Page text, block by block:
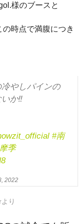
様のブースと
時点で満腹につき
やしパインの
か‼️
#南
季
2022
り